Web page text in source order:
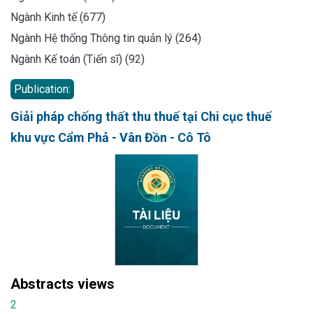
Ngành Kinh tế (677)
Ngành Hệ thống Thông tin quản lý (264)
Ngành Kế toán (Tiến sĩ) (92)
Publication:
Giải pháp chống thất thu thuế tại Chi cục thuế
khu vực Cẩm Phả - Vân Đồn - Cô Tô
Abstracts views
2